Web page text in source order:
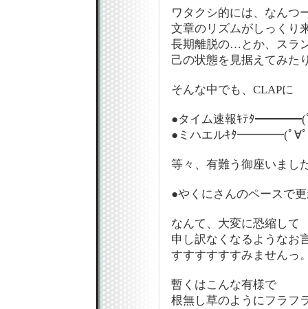
ワタクシ的には、なんつ
文章のリズムがしっくり
長期離脱の…とか、スラ
己の状態を見据えてみた
そんな中でも、CLAPに
●タイム速報ｷﾃﾀ
●ミハエルｷﾀ━━━━(ﾟ
等々、有難う御座いまし
●やくにさんのペースで
なんて、大変に恐縮して
申し訳なくなるようなお
すすすすすすみませんっ
暫くはこんな有様で
根無し草のようにフラフ